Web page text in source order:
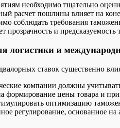
необходимо тщательно
расчет пошлины влияет на
соблюдать требования
прозрачность и
логистики и
ставок существенно
компании должны
формирование цены товара и
оптимизацию
регулирование, основанное